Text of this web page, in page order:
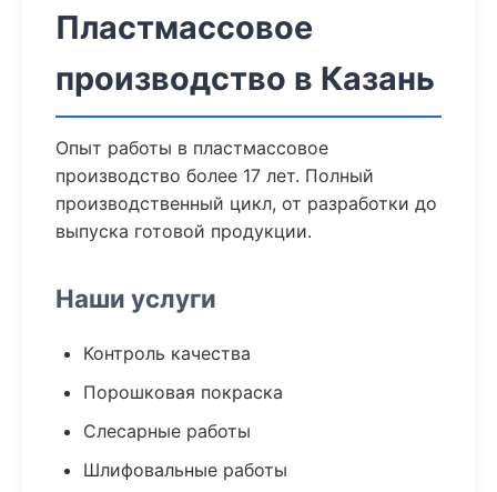
Пластмассовое
производство в Казань
Опыт работы в пластмассовое
производство более 17 лет. Полный
производственный цикл, от разработки до
выпуска готовой продукции.
Наши услуги
Контроль качества
Порошковая покраска
Слесарные работы
Шлифовальные работы